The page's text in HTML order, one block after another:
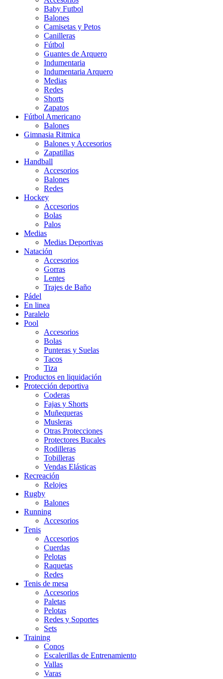
Baby Futbol
Balones
Camisetas y Petos
Canilleras
Fútbol
Guantes de Arquero
Indumentaria
Indumentaria Arquero
Medias
Redes
Shorts
Zapatos
Fútbol Americano
Balones
Gimnasia Ritmica
Balones y Accesorios
Zapatillas
Handball
Accesorios
Balones
Redes
Hockey
Accesorios
Bolas
Palos
Medias
Medias Deportivas
Natación
Accesorios
Gorras
Lentes
Trajes de Baño
Pádel
En linea
Paralelo
Pool
Accesorios
Bolas
Punteras y Suelas
Tacos
Tiza
Productos en liquidación
Protección deportiva
Coderas
Fajas y Shorts
Muñequeras
Musleras
Otras Protecciones
Protectores Bucales
Rodilleras
Tobilleras
Vendas Elásticas
Recreación
Relojes
Rugby
Balones
Running
Accesorios
Tenis
Accesorios
Cuerdas
Pelotas
Raquetas
Redes
Tenis de mesa
Accesorios
Paletas
Pelotas
Redes y Soportes
Sets
Training
Conos
Escalerillas de Entrenamiento
Vallas
Varas